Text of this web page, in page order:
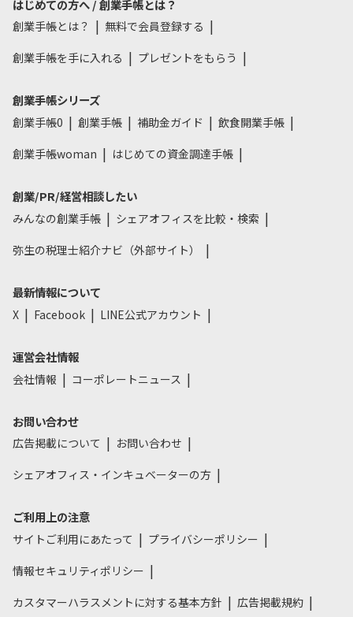
はじめての方へ / 創業手帳とは？
創業手帳とは？
無料で会員登録する
創業手帳を手に入れる
プレゼントをもらう
創業手帳シリーズ
創業手帳0 創業手帳 補助金ガイド
飲食開業手帳
創業手帳woman
はじめての資金調達手帳
創業/PR/経営相談したい
みんなの創業手帳
シェアオフィスを比較・検索
弥生の税理士紹介ナビ（外部サイト）
最新情報について
X Facebook LINE公式アカウント
運営会社情報
会社情報 コーポレートニュース
お問い合わせ
広告掲載について
お問い合わせ
シェアオフィス・インキュベーターの方
ご利用上の注意
サイトご利用にあたって
プライバシーポリシー
情報セキュリティポリシー
カスタマーハラスメントに対する基本方針
広告掲載規約